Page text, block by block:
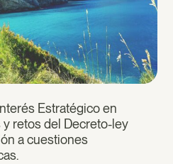
Estratégico en
y retos del Decreto-ley
a cuestiones